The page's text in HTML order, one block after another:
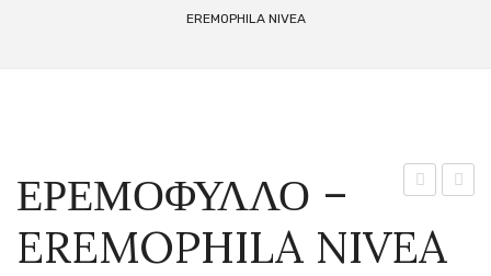
ΕΠΙΚΟΙΝΩΝΊΑ
EREMOPHILA NIVEA
ΕΡΕΜΟΦΥΛΛΟ –
EREMOPHILA NIVEA